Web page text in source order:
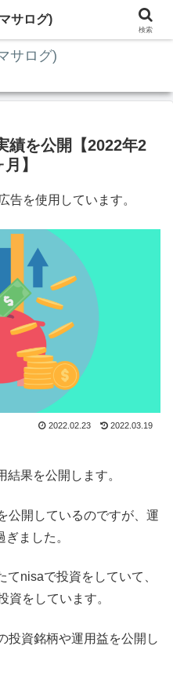
その他2割 の趣味ブログ
サログ)
績を公開【2022年2
】
を使用しています。
2022.02.23 2022.03.19
果を公開します。
公開しているのですが、運
ました。
nisaで投資をしていて、
資をしています。
投資銘柄や運用益を公開し
サログ)
検索